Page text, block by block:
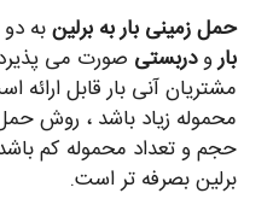
حمل زمینی بار به برلینبه
بارودربستی صورت می
مشتریان آنی بار قابل
محموله زیاد باشد ، روش
حجم و تعداد محموله کم
برلین بصرفه تر است.